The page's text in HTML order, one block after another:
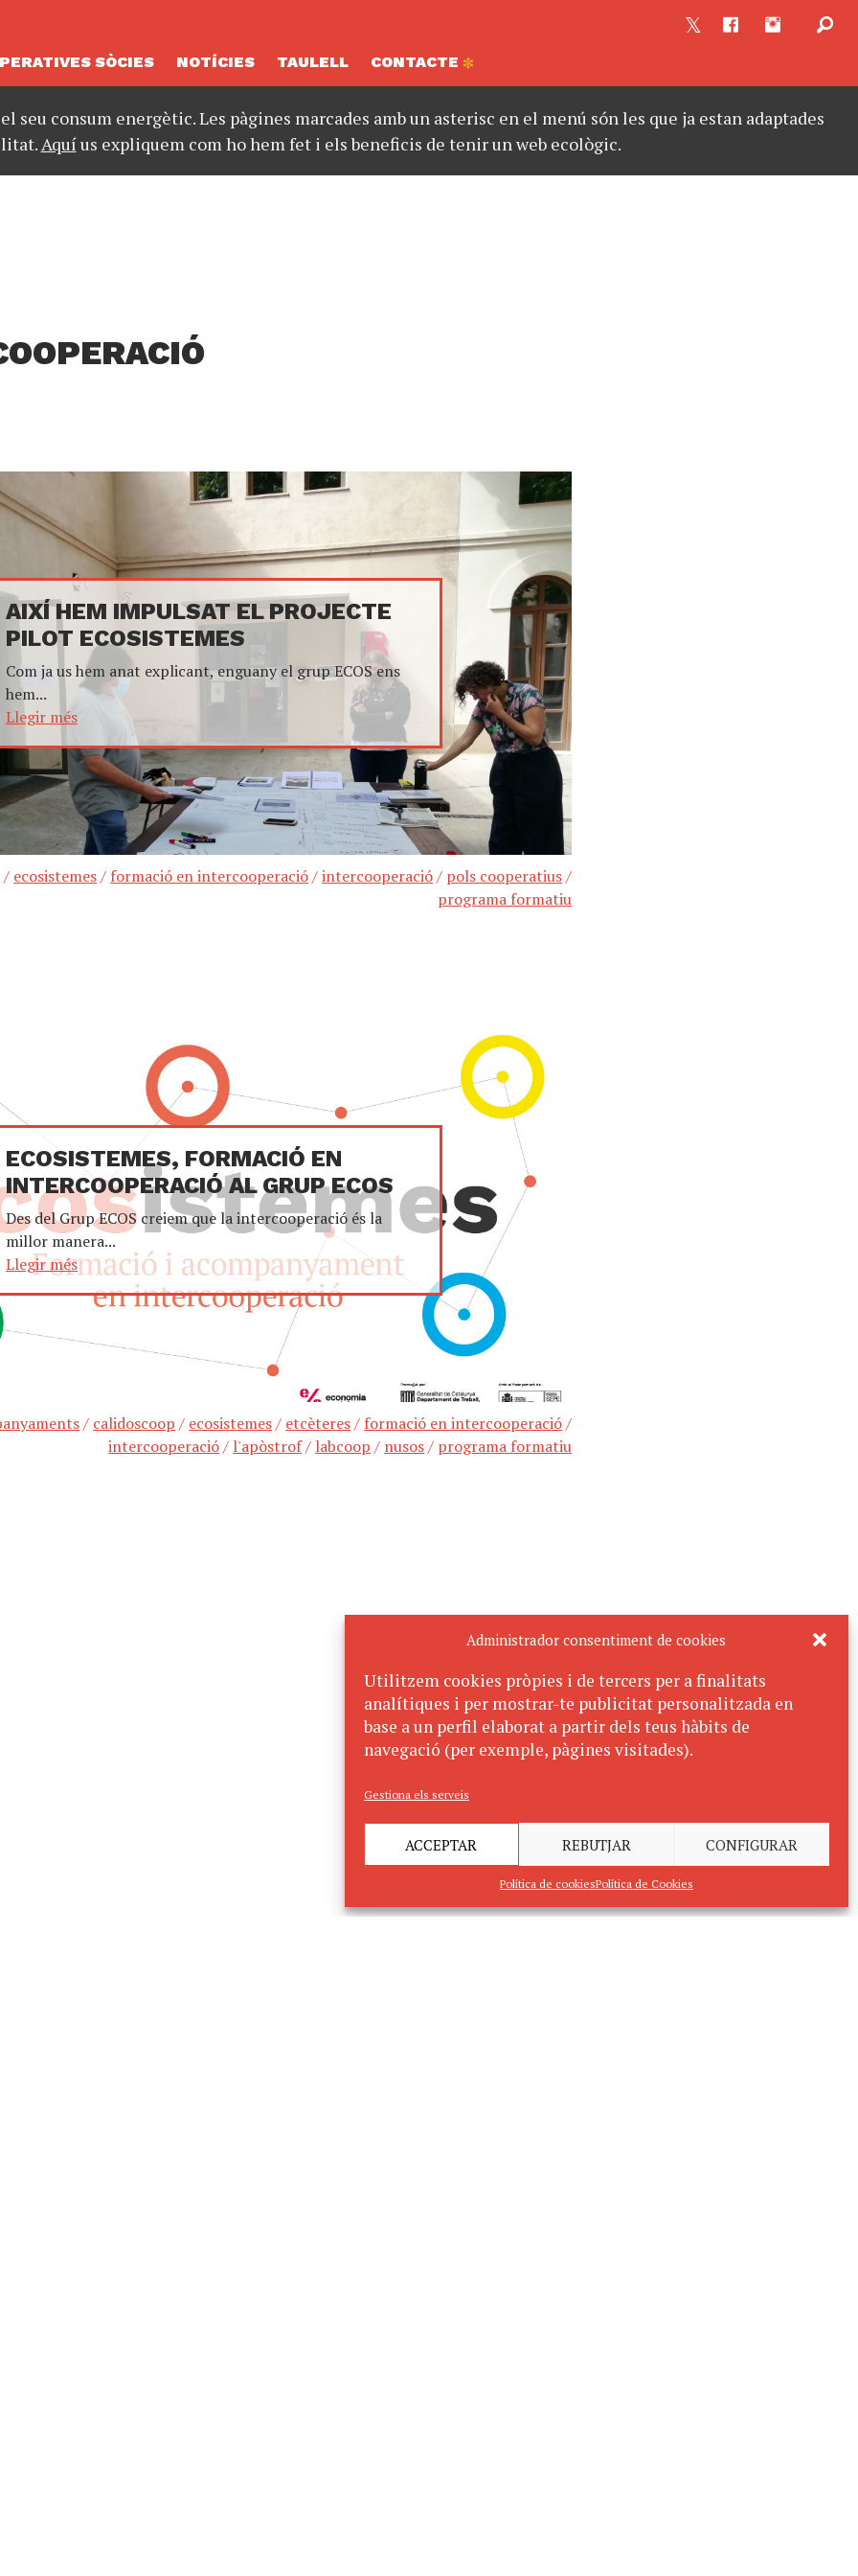
Administrador consentiment de cookies
Utilitzem cookies pròpies i de tercers per a finalitats
analítiques i per mostrar-te publicitat personalitzada en
base a un perfil elaborat a partir dels teus hàbits de
navegació (per exemple, pàgines visitades).
Gestiona els serveis
ACCEPTAR REBUTJAR CONFIGURAR
Política de cookiesPolítica de Cookies
SÒCIES NOTÍCIES TAULELL CONTACTE
consum energètic. Les pàgines marcades amb un asterisc en el menú són les que ja estan adaptades
Aquíus expliquem com ho hem fet i els beneficis de tenir un web ecològic.
AIXÍ HEM IMPULSAT EL PROJECTE
PILOT ECOSISTEMES
Com ja us hem anat explicant, enguany el grup ECOS ens
hem...
Llegir més
/ ecosistemes/ formació en intercooperació/intercooperació/ pols cooperatius/
programa formatiu
ECOSISTEMES, FORMACIÓ EN
INTERCOOPERACIÓ AL GRUP ECOS
Des del Grup ECOS creiem que la intercooperació és la
millor manera...
Llegir més
/ calidoscoop / ecosistemes/ etcèteres/ formació en intercooperació/
intercooperació/ l'apòstrof/ labcoop / nusos/ programa formatiu